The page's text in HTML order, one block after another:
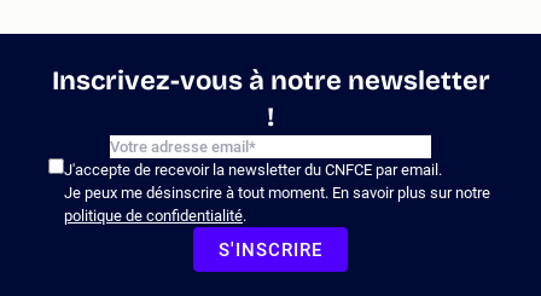
Inscrivez-vous à notre newsletter
!
J'accepte de recevoir la newsletter du CNFCE par email.
Je peux me désinscrire à tout moment. En savoir plus sur notre
politique de confidentialité.
S'INSCRIRE